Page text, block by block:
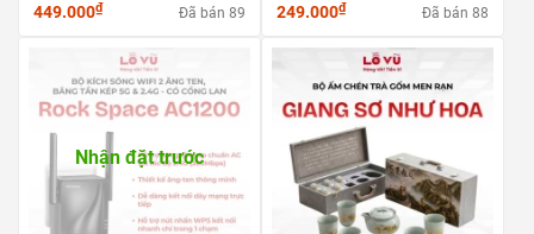
449.000₫ Đã bán 89 249.000₫ Đã bán 88
Nhận đặt trước